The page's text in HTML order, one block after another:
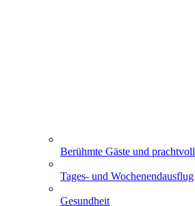
Berühmte Gäste und
Tages- und Wochenendausflug
Gesundheit